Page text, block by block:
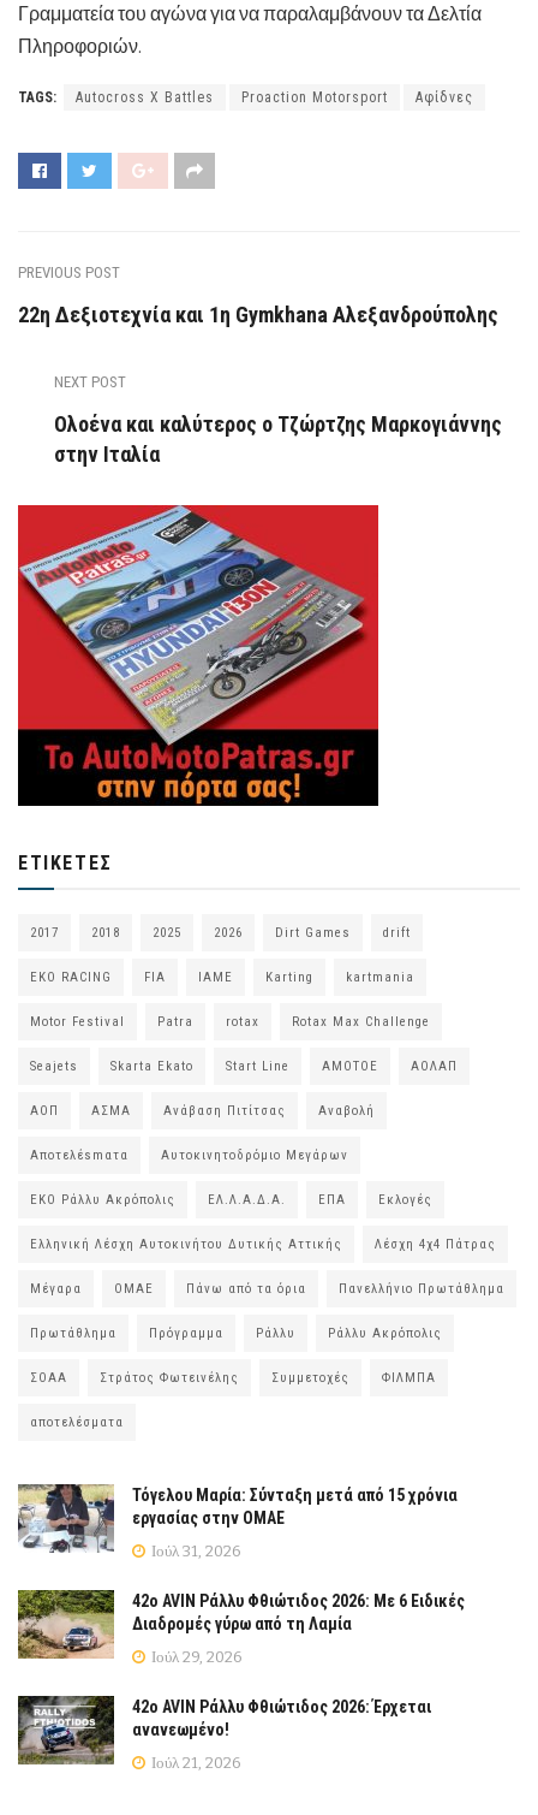
Γραμματεία του αγώνα για να παραλαμβάνουν τα Δελτία
Πληροφοριών.
TAGS: Autocross X Battles Proaction Motorsport Αφίδνες
PREVIOUS POST
22η Δεξιοτεχνία και 1η Gymkhana Αλεξανδρούπολης
NEXT POST
Ολοένα και καλύτερος ο Τζώρτζης Μαρκογιάννης
στην Ιταλία
ΕΤΙΚΈΤΕΣ
2017 2018 2025 2026 Dirt Games drift
EKO RACING FIA IAME Karting kartmania
Motor Festival Patra rotax Rotax Max Challenge
Seajets Skarta Ekato Start Line ΑΜΟΤΟΕ ΑΟΛΑΠ
ΑΟΠ ΑΣΜΑ Ανάβαση Πιτίτσας Αναβολή
Αποτελέsmατα Αυτοκινητοδρόμιο Μεγάρων
ΕΚΟ Ράλλυ Ακρόπολις ΕΛ.Λ.Α.Δ.Α. ΕΠΑ Εκλογές
Ελληνική Λέσχη Αυτοκινήτου Δυτικής Αττικής Λέσχη 4χ4 Πάτρας
Μέγαρα ΟΜΑΕ Πάνω από τα όρια Πανελλήνιο Πρωτάθλημα
Πρωτάθλημα Πρόγραμμα Ράλλυ Ράλλυ Ακρόπολις
ΣΟΑΑ Στράτος Φωτεινέλης Συμμετοχές ΦΙΛΜΠΑ
αποτελέσματα
Τόγελου Μαρία: Σύνταξη μετά από 15 χρόνια
εργασίας στην ΟΜΑΕ
Ιούλ 31, 2026
42ο AVIN Ράλλυ Φθιώτιδος 2026: Με 6 Ειδικές
Διαδρομές γύρω από τη Λαμία
Ιούλ 29, 2026
42ο AVIN Ράλλυ Φθιώτιδος 2026: Έρχεται
ανανεωμένο!
Ιούλ 21, 2026